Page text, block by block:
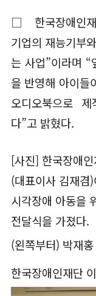
□ 한국장애인재
기업의 재능기부
는 사업”이라며
을 반영해 아이들
오디오북으로
다”고 밝혔다.
[사진] 한국장애
(대표이사 김재겸
시각장애 아동을
전달식을 가졌다.
(왼쪽부터) 박재
한국장애인재단